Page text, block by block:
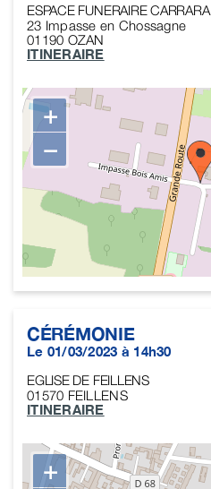
ESPACE FUNERAIRE CARRARA
23 Impasse en Chossagne
01190 OZAN
ITINERAIRE
+
−
CÉRÉMONIE
Le 01/03/2023 à 14h30
EGLISE DE FEILLENS
01570 FEILLENS
ITINERAIRE
+